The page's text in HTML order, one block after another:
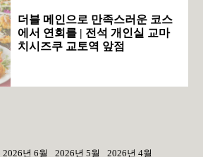
더블 메인으로 만족스러운 코스
에서 연회를 | 전석 개인실 교마
치시즈쿠 교토역 앞점
2026년 6월 2026년 5월
2026년 4월